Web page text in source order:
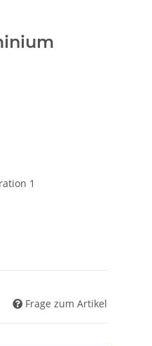
1
Frage zum Artikel